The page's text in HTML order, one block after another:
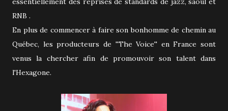
RNB .
En plus de commencer à faire son bonhomme de chemin au
Québec, les producteurs de ''The Voice'' en France sont
venus la chercher afin de promouvoir son talent dans
l'Hexagone.